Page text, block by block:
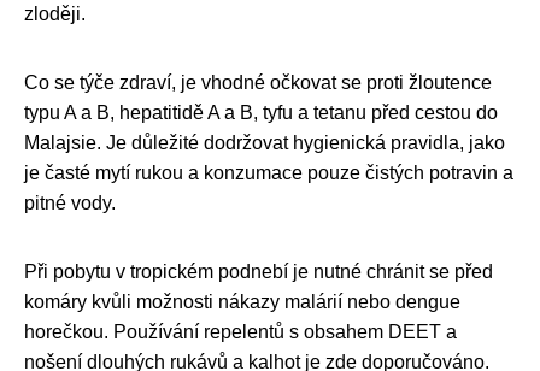
zloději.
Co se týče zdraví, je vhodné očkovat se proti žloutence
typu A a B, hepatitidě A a B, tyfu a tetanu před cestou do
Malajsie. Je důležité dodržovat hygienická pravidla, jako
je časté mytí rukou a konzumace pouze čistých potravin a
pitné vody.
Při pobytu v tropickém podnebí je nutné chránit se před
komáry kvůli možnosti nákazy malárií nebo dengue
horečkou. Používání repelentů s obsahem DEET a
nošení dlouhých rukávů a kalhot je zde doporučováno.